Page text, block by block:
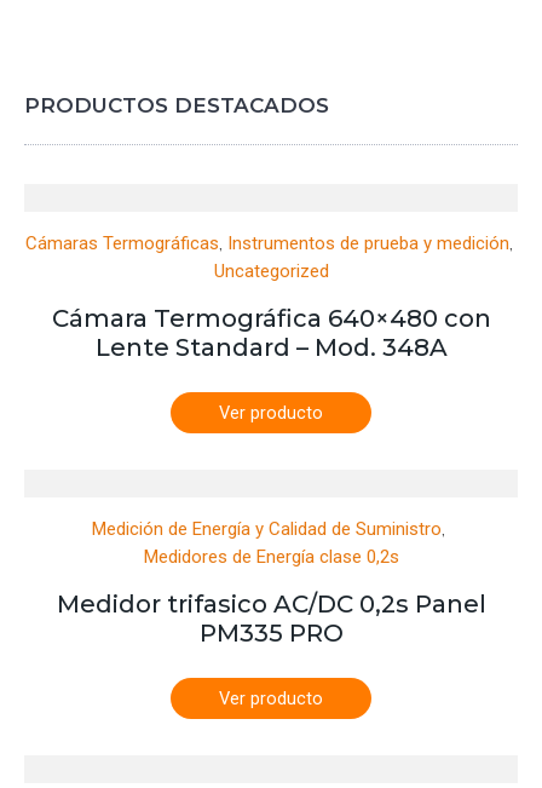
PRODUCTOS DESTACADOS
Cámaras Termográficas, Instrumentos de prueba y medición,
Uncategorized
Cámara Termográfica 640×480 con
Lente Standard – Mod. 348A
Ver producto
Medición de Energía y Calidad de Suministro,
Medidores de Energía clase 0,2s
Medidor trifasico AC/DC 0,2s Panel
PM335 PRO
Ver producto